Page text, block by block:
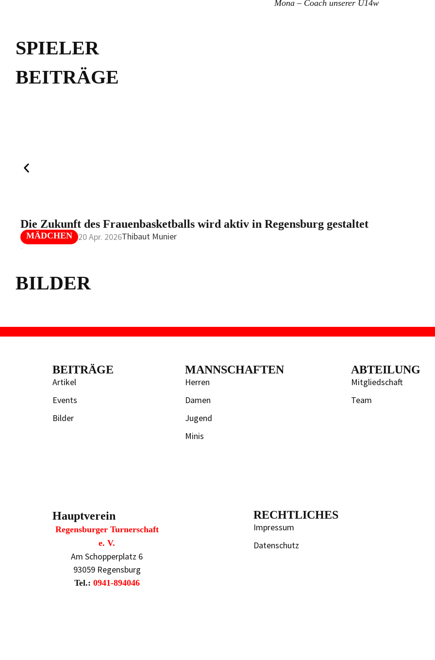
Mona – Coach unserer U14w
SPIELER
BEITRÄGE
Die Zukunft des Frauenbasketballs wird aktiv in Regensburg gestaltet
MÄDCHEN 20 Apr. 2026Thibaut Munier
BILDER
BEITRÄGE
Artikel
Events
Bilder
MANNSCHAFTEN
Herren
Damen
Jugend
Minis
ABTEILUNG
Mitgliedschaft
Team
Hauptverein
Regensburger Turnerschaft
e. V.
Am Schopperplatz 6
93059 Regensburg
Tel.: 0941-894046
RECHTLICHES
Impressum
Datenschutz